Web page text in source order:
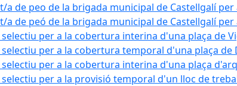
a de peo de la brigada municipal de Castellgalí per
a de peó de la brigada municipal de Castellgalí per
selectiu per a la cobertura interina d'una plaça de
selectiu per a la cobertura temporal d'una plaça
selectiu per a la cobertura interina d'una plaça
selectiu per a la provisió temporal d'un lloc de